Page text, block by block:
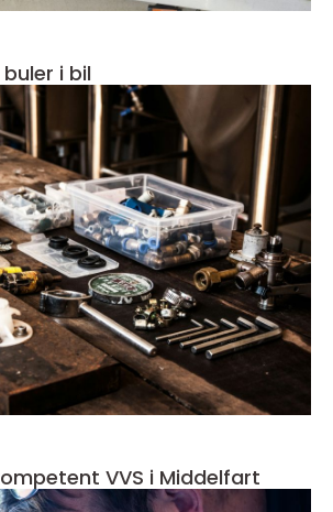
i bil
VVS i Middelfart